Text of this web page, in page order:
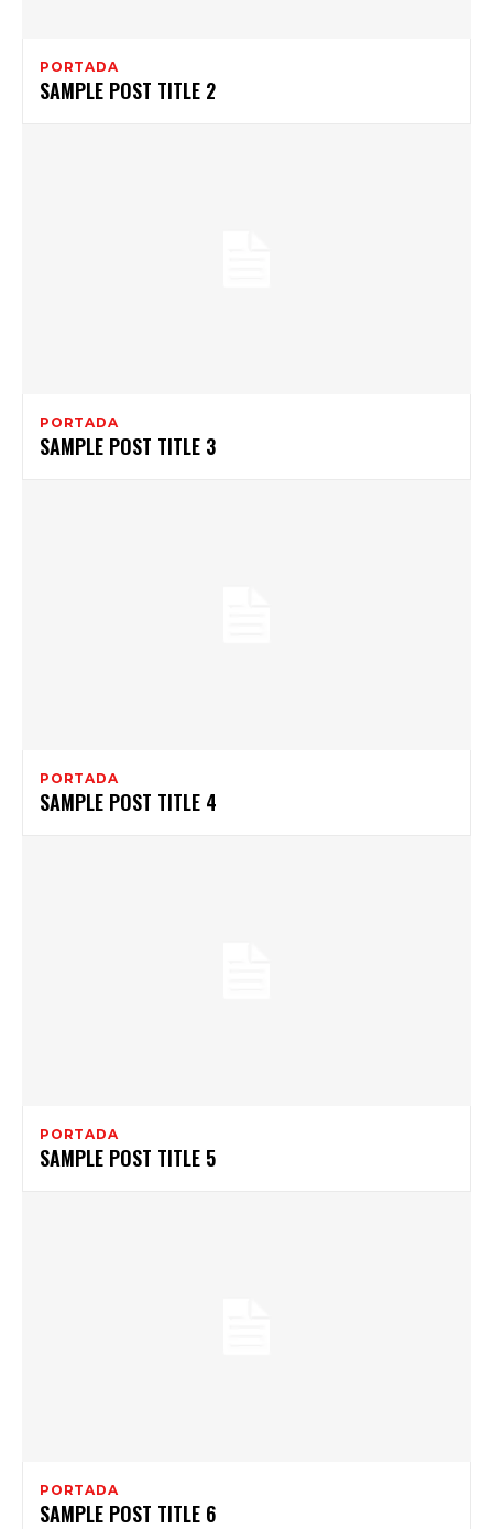
PORTADA
SAMPLE POST TITLE 2
PORTADA
SAMPLE POST TITLE 3
PORTADA
SAMPLE POST TITLE 4
PORTADA
SAMPLE POST TITLE 5
PORTADA
SAMPLE POST TITLE 6